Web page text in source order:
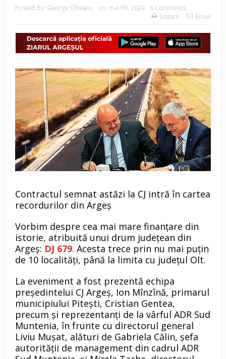
Posted By: George Olteanu on: mai 09, 2024
6 Comments
Listare
Email
Contractul semnat astăzi la CJ intră în cartea
recordurilor din Argeș
Vorbim despre cea mai mare finanțare din
istorie, atribuită unui drum județean din
Argeș: DJ 679. Acesta trece prin nu mai puțin
de 10 localități, până la limita cu județul Olt.
La eveniment a fost prezentă echipa
președintelui CJ Argeș, Ion Mînzînă, primarul
municipiului Pitești, Cristian Gentea,
precum și reprezentanți de la vârful ADR Sud
Muntenia, în frunte cu directorul general
Liviu Mușat, alături de Gabriela Călin, șefa
autorității de management din cadrul ADR